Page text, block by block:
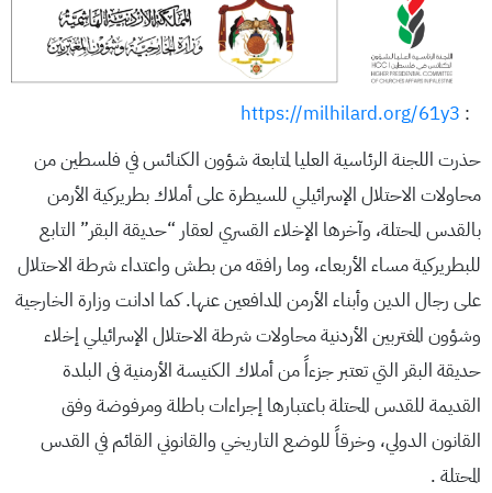
:
https://milhilard.org/61y3
حذرت اللجنة الرئاسية العليا لمتابعة شؤون الكنائس في فلسطين من
محاولات الاحتلال الإسرائيلي للسيطرة على أملاك بطريركية الأرمن
بالقدس المحتلة، وآخرها الإخلاء القسري لعقار “حديقة البقر” التابع
للبطريركية مساء الأربعاء، وما رافقه من بطش واعتداء شرطة الاحتلال
على رجال الدين وأبناء الأرمن المدافعين عنها. كما ادانت وزارة الخارجية
وشؤون المغتربين الأردنية محاولات شرطة الاحتلال الإسرائيلي إخلاء
حديقة البقر التي تعتبر جزءاً من أملاك الكنيسة الأرمنية فى البلدة
القديمة للقدس المحتلة باعتبارها إجراءات باطلة ومرفوضة وفق
القانون الدولي، وخرقاً للوضع التاريخي والقانوني القائم في القدس
المحتلة .